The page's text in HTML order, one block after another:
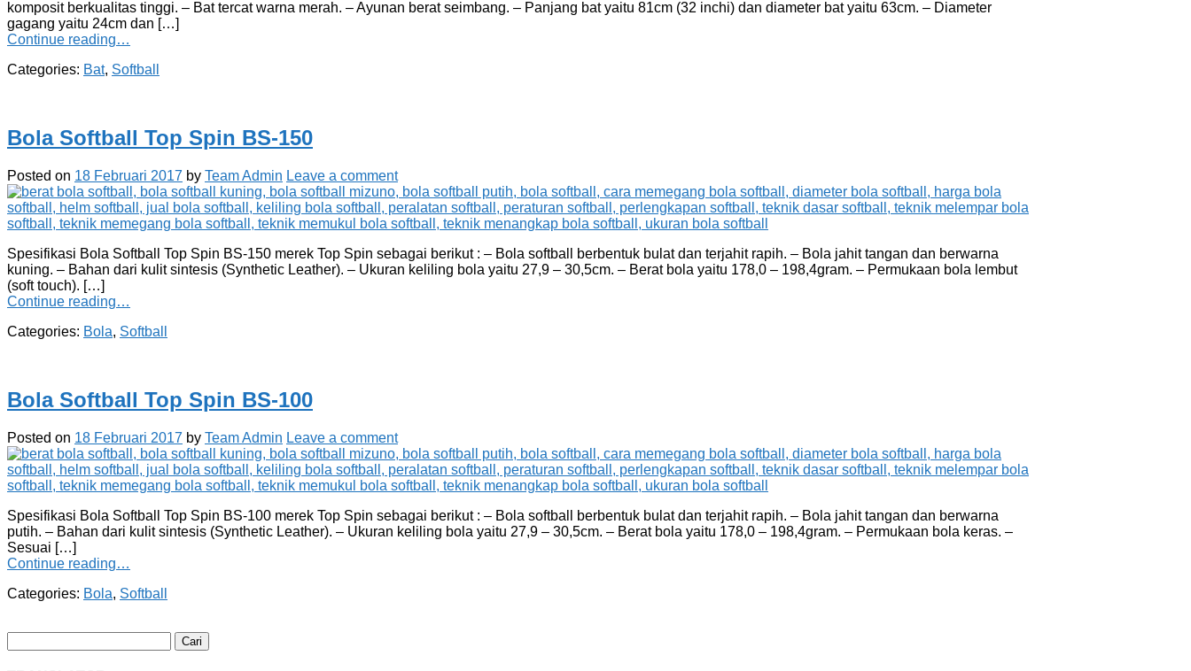
komposit berkualitas tinggi. – Bat tercat warna merah. – Ayunan berat seimbang. – Panjang bat yaitu 81cm (32 inchi) dan diameter bat yaitu 63cm. – Diameter
gagang yaitu 24cm dan […]
Continue reading…
Categories: Bat, Softball
Bola Softball Top Spin BS-150
Posted on 18 Februari 2017 by Team Admin Leave a comment
Spesifikasi Bola Softball Top Spin BS-150 merek Top Spin sebagai berikut : – Bola softball berbentuk bulat dan terjahit rapih. – Bola jahit tangan dan berwarna
kuning. – Bahan dari kulit sintesis (Synthetic Leather). – Ukuran keliling bola yaitu 27,9 – 30,5cm. – Berat bola yaitu 178,0 – 198,4gram. – Permukaan bola lembut
(soft touch). […]
Continue reading…
Categories: Bola, Softball
Bola Softball Top Spin BS-100
Posted on 18 Februari 2017 by Team Admin Leave a comment
Spesifikasi Bola Softball Top Spin BS-100 merek Top Spin sebagai berikut : – Bola softball berbentuk bulat dan terjahit rapih. – Bola jahit tangan dan berwarna
putih. – Bahan dari kulit sintesis (Synthetic Leather). – Ukuran keliling bola yaitu 27,9 – 30,5cm. – Berat bola yaitu 178,0 – 198,4gram. – Permukaan bola keras. –
Sesuai […]
Continue reading…
Categories: Bola, Softball
untuk: